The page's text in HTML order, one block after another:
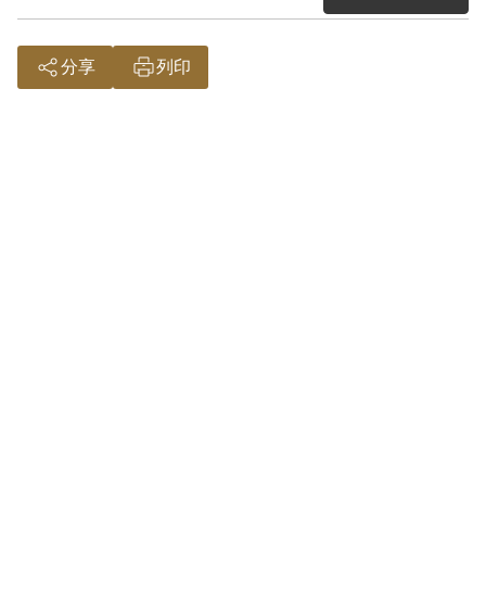
7月4日被送至綠島新生訓導處感訓，1952
年8月18日再送國防部臺灣軍人監獄服刑，
1954年11月3日保釋。
分享 列印